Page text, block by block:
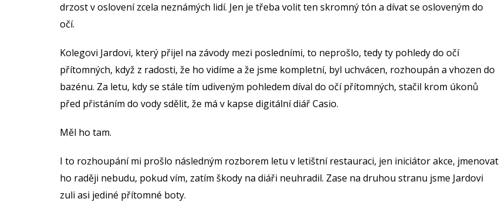
drzost v oslovení zcela neznámých lidí. Jen je třeba volit ten skromný tón a dívat se osloveným do
očí.
Kolegovi Jardovi, který přijel na závody mezi posledními, to neprošlo, tedy ty pohledy do očí
přítomných, když z radosti, že ho vidíme a že jsme kompletní, byl uchvácen, rozhoupán a vhozen do
bazénu. Za letu, kdy se stále tím udiveným pohledem díval do očí přítomných, stačil krom úkonů
před přistáním do vody sdělit, že má v kapse digitální diář Casio.
Měl ho tam.
I to rozhoupání mi prošlo následným rozborem letu v letištní restauraci, jen iniciátor akce, jmenovat
ho raději nebudu, pokud vím, zatím škody na diáři neuhradil. Zase na druhou stranu jsme Jardovi
zuli asi jediné přítomné boty.